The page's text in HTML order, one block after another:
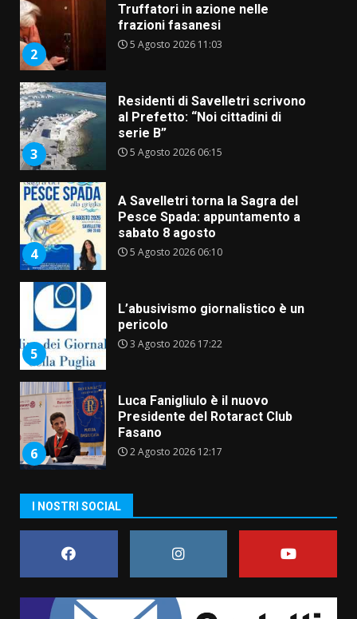
2
Truffatori in azione nelle
frazioni fasanesi
5 Agosto 2026 11:03
3
Residenti di Savelletri scrivono
al Prefetto: “Noi cittadini di
serie B”
5 Agosto 2026 06:15
4
A Savelletri torna la Sagra del
Pesce Spada: appuntamento a
sabato 8 agosto
5 Agosto 2026 06:10
5
L’abusivismo giornalistico è un
pericolo
3 Agosto 2026 17:22
6
Luca Fanigliulo è il nuovo
Presidente del Rotaract Club
Fasano
2 Agosto 2026 12:17
Il Premio Internazionale Fajano
Serie D, l’Us Fasano è escluso
I NOSTRI SOCIAL